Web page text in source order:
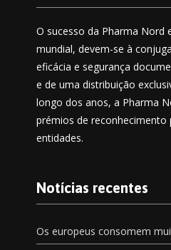
O sucesso da Pharma Nord
mundial, devem-se à
eficácia e segurança
e de uma distribuição
longo dos anos, a Pharma
prémios de reconhecimento
entidades.
Notícias recentes
Os europeus consomem